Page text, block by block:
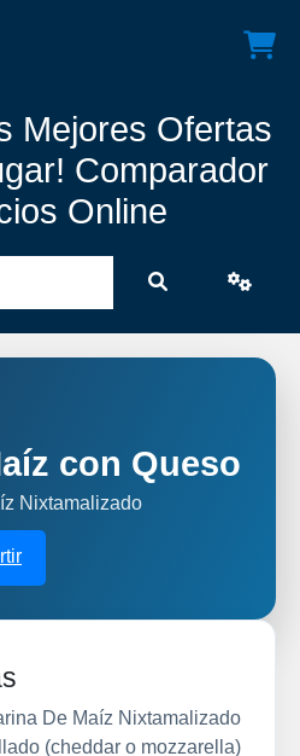
Mejores Ofertas
Comparador
Online
con Queso
Nixtamalizado
De Maíz Nixtamalizado
(cheddar o mozzarella)